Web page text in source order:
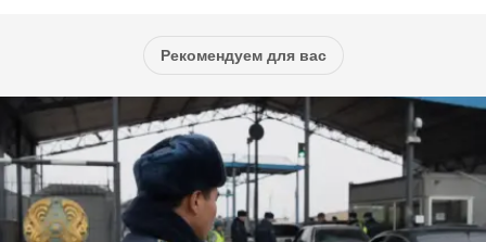
Рекомендуем для вас